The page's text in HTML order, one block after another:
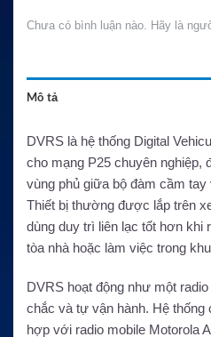
Chưa có bình luận nào. Hãy là
Mô tả
DVRS là hệ thống Digital
cho mạng P25 chuyên nghiệp,
vùng phủ giữa bộ đàm cầm tay
Thiết bị thường được lắp trên
dùng duy trì liên lạc tốt hơn khi
tòa nhà hoặc làm việc trong
DVRS hoạt động như một
chắc và tự vận hành. Hệ thống
hợp với radio mobile Motorola